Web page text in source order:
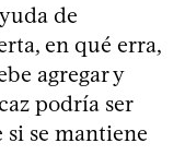
de
en qué erra,
agregar y
podría ser
se mantiene